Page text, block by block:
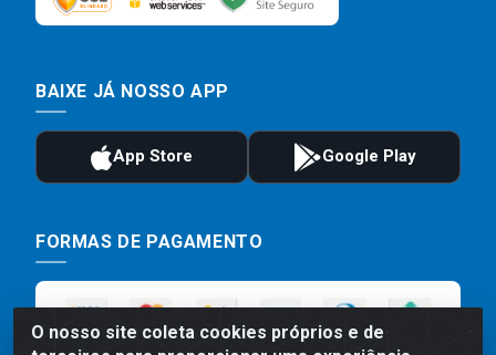
O nosso site coleta cookies próprios e de
BAIXE JÁ NOSSO APP
FORMAS DE PAGAMENTO